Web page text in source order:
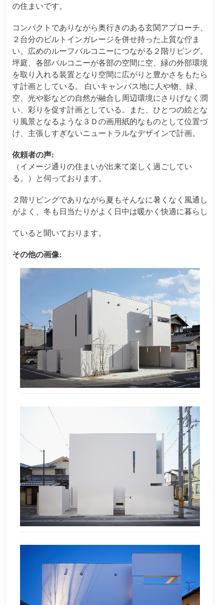
の住まいです。
コンパクトでありながら奥行きのある玄関アプローチ、
２台分のビルトインガレージを併せ持った上質な佇ま
い。広めのルーフバルコニーにつながる２階リビング。
坪庭、各部バルコニーが各部の空間に空、緑の外部環境
を取り入れる装置となり空間に広がりと豊かさをもたら
す計画としている。 白いキャンパス地に人や物、緑、
空、光や影などの自然が融合し周辺環境にさりげなく潤
い、彩りを促す計画としている。また、ひとつの絵とな
り風景となるような３Ｄの画用紙的なものとして位置づ
け、主張しすぎないニュートラルなデザインで計画。
依頼者の声:
（イメージ通りの住まいが出来て楽しく過ごしてい
る。）と伺っております。
２階リビングでありながら夏もそんなに暑くなく風通し
がよく、冬も日当たりがよく日中は暖かく快適に暮らし
ていると聞いております。
その他の画像: